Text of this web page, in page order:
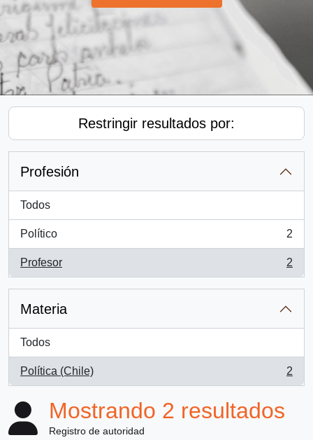
Restringir resultados por:
Profesión
Todos
Político
, 2 resultados
2
Profesor
, 2 resultados
2
Materia
Todos
Política (Chile)
, 2 resultados
2
Mostrando 2 resultados
Registro de autoridad